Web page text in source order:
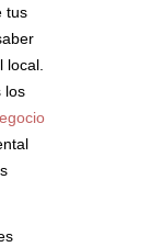
tus
local.
los